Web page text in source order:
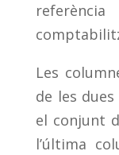
Les
de les
el conjunt
l’última